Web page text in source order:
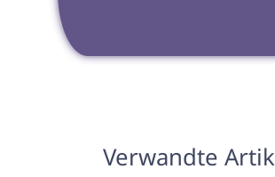
Verwandte